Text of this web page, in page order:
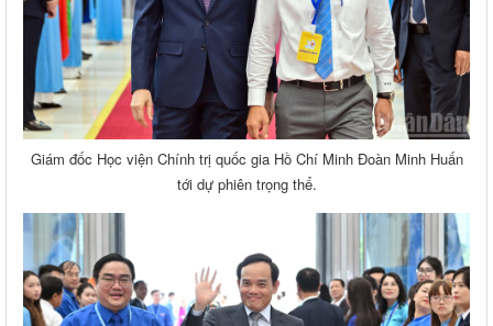
Giám đốc Học viện Chính trị quốc gia Hồ Chí Minh Đoàn Minh Huấn
tới dự phiên trọng thể.